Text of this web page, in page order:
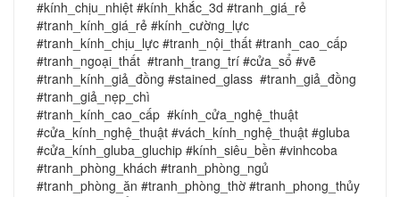
#kính_chịu_nhiệt #kính_khắc_3d #tranh_giá_rẻ
#tranh_kính_giá_rẻ #kính_cường_lực
#tranh_kính_chịu_lực #tranh_nội_thất #tranh_cao_cấp
#tranh_ngoại_thất #tranh_trang_trí #cửa_sổ #vẽ
#tranh_kính_giả_đồng #stained_glass #tranh_giả_đồng
#tranh_giả_nẹp_chì
#tranh_kính_cao_cấp #kính_cửa_nghệ_thuật
#cửa_kính_nghệ_thuật #vách_kính_nghệ_thuật #gluba
#cửa_kính_gluba_gluchip #kính_siêu_bền #vinhcoba
#tranh_phòng_khách #tranh_phòng_ngủ
#tranh_phòng_ăn #tranh_phòng_thờ #tranh_phong_thủy